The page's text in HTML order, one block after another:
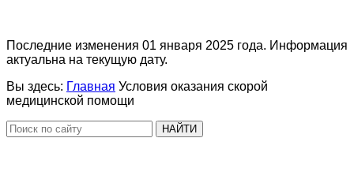
Последние изменения 01 января 2025 года. Информация
актуальна на текущую дату.
Вы здесь: Главная Условия оказания скорой
медицинской помощи
НАЙТИ